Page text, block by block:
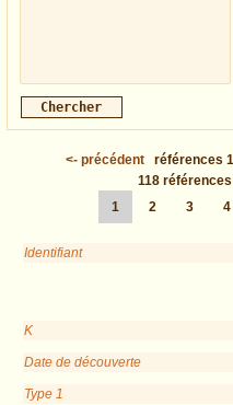
<- précédent références
118 références
1
2 3 4
Identifiant
K
Date de découverte
Type 1